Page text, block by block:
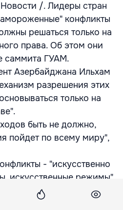
/. Лидеры стран
конфликты
решаться только на
права. Об этом они
саммита ГУАМ.
Азербайджана Ильхам
разрешения этих
только на
быть не должно,
пойдет по всему миру",
- "искусственно
искусственные режимы",
позицию в